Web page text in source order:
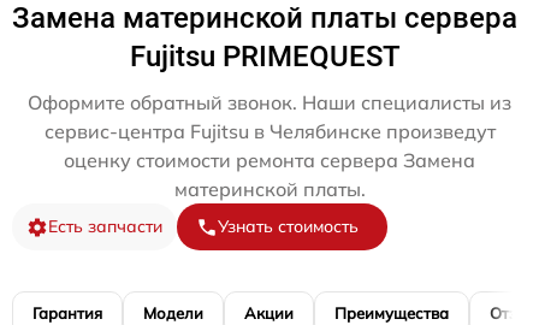
Замена материнской платы сервера
Fujitsu PRIMEQUEST
Оформите обратный звонок. Наши специалисты из
сервис-центра Fujitsu в Челябинске произведут
оценку стоимости ремонта сервера Замена
материнской платы.
Есть запчасти Узнать стоимость
Гарантия Модели Акции Преимущества